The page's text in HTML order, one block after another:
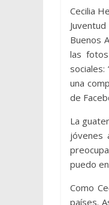
Cecilia
Buenos
las
sociales:
una
de
La
jóvenes
puedo
Como
países.